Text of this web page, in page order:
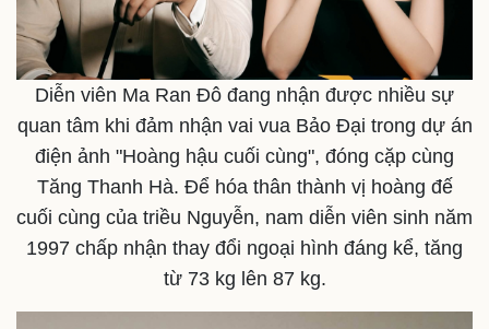
Diễn viên Ma Ran Đô đang nhận được nhiều sự
quan tâm khi đảm nhận vai vua Bảo Đại trong dự án
điện ảnh "Hoàng hậu cuối cùng", đóng cặp cùng
Tăng Thanh Hà. Để hóa thân thành vị hoàng đế
cuối cùng của triều Nguyễn, nam diễn viên sinh năm
1997 chấp nhận thay đổi ngoại hình đáng kể, tăng
từ 73 kg lên 87 kg.